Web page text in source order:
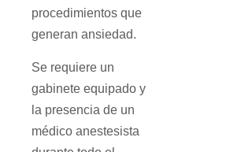
procedimientos que
generan ansiedad.
Se requiere un
gabinete equipado y
la presencia de un
médico anestesista